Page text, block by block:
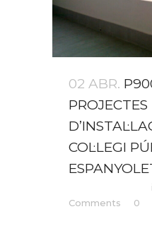
02 ABR.
PROJECTES
COL·LEGI
Comments
0